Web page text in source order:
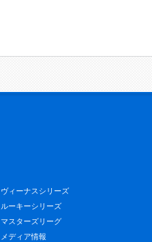
ヴィーナスシリーズ
ルーキーシリーズ
マスターズリーグ
メディア情報